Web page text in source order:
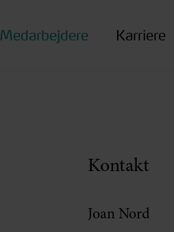
Medarbejdere Karriere
Kontakt
Joan Nord